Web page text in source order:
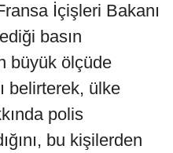
İçişleri Bakanı
basın
büyük ölçüde
belirterek, ülke
polis
bu kişilerden